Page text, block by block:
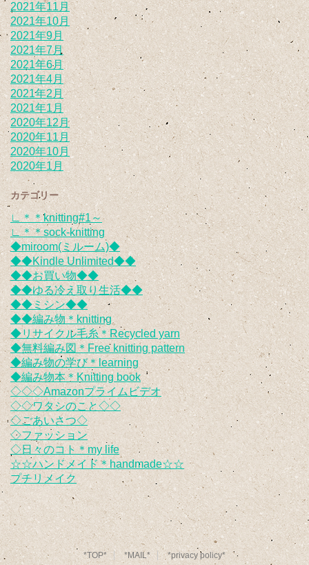
2021年11月
2021年10月
2021年9月
2021年7月
2021年6月
2021年4月
2021年2月
2021年1月
2020年12月
2020年11月
2020年10月
2020年1月
カテゴリー
∟＊＊knitting#1～
∟＊＊sock-knitting
◆miroom(ミルーム)◆
◆◆Kindle Unlimited◆◆
◆◆お買い物◆◆
◆◆ゆる冷え取り生活◆◆
◆◆ミシン◆◆
◆◆編み物＊knitting
◆リサイクル毛糸＊Recycled yarn
◆無料編み図＊Free knitting pattern
◆編み物の学び＊learning
◆編み物本＊Knitting book
◇◇◇Amazonプライムビデオ
◇◇ワタシのこと◇◇
◇ごあいさつ◇
◇ファッション
◇日々のコト＊my life
☆☆ハンドメイド＊handmade☆☆
プチリメイク
*TOP* *MAIL* *privacy policy*